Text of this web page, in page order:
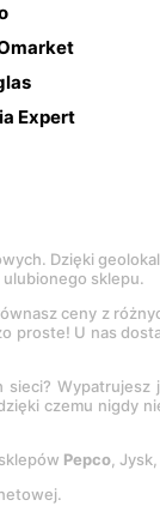
Expert
Dzięki
sklepu.
ceny z
proste! U nas
Wypatrujesz
czemu nigdy
Pepco, Jysk,